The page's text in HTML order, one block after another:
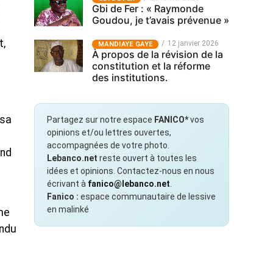
Gbi de Fer : « Raymonde
Goudou, je t’avais prévenue »
MANDIAYE GAYE 12 janvier 2026
À propos de la révision de la
constitution et la réforme
des institutions.
Partagez sur notre espace FANICO*vos
opinions et/ou lettres ouvertes,
accompagnées de votre photo.
Lebanco.net reste ouvert à toutes les
idées et opinions. Contactez-nous en nous
écrivant à fanico@lebanco.net
Fanico : espace communautaire de lessive
en malinké